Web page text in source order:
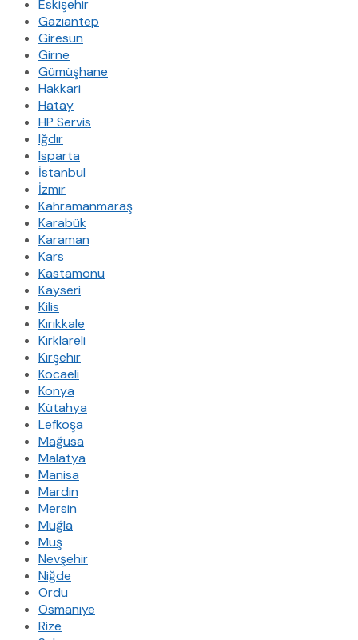
Eskişehir
Gaziantep
Giresun
Girne
Gümüşhane
Hakkari
Hatay
HP Servis
Iğdır
Isparta
İstanbul
İzmir
Kahramanmaraş
Karabük
Karaman
Kars
Kastamonu
Kayseri
Kilis
Kırıkkale
Kırklareli
Kırşehir
Kocaeli
Konya
Kütahya
Lefkoşa
Mağusa
Malatya
Manisa
Mardin
Mersin
Muğla
Muş
Nevşehir
Niğde
Ordu
Osmaniye
Rize